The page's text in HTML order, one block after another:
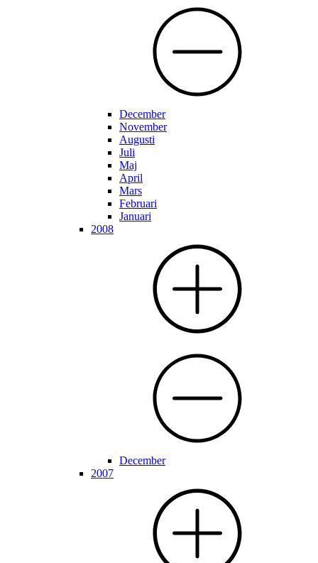
December
November
Augusti
Juli
Maj
April
Mars
Februari
Januari
2008
December
2007